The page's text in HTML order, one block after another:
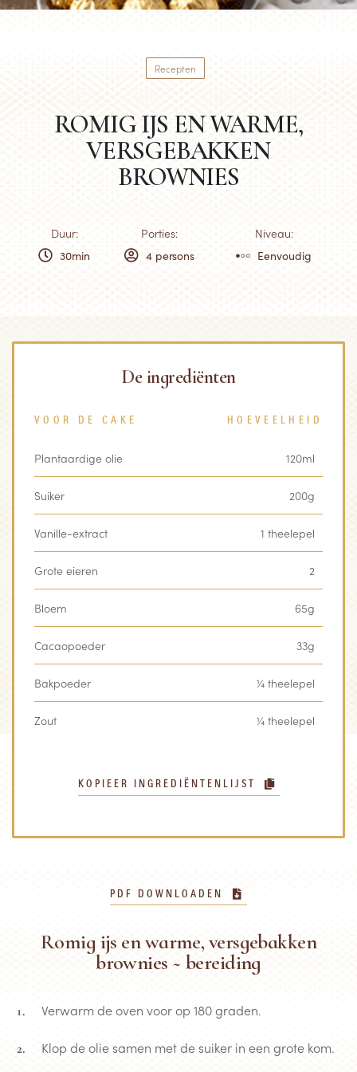
Recepten
ROMIG IJS EN WARME,
VERSGEBAKKEN
BROWNIES
Duur: Porties:
Niveau:
30min
4 persons Eenvoudig
De ingrediënten
VOOR DE CAKE HOEVEELHEID
Plantaardige olie 120ml
Suiker 200g
Vanille-extract 1 theelepel
Grote eieren 2
Bloem 65g
Cacaopoeder 33g
Bakpoeder ¼ theelepel
Zout ¼ theelepel
KOPIEER INGREDIËNTENLIJST
PDF DOWNLOADEN
Romig ijs en warme, versgebakken
brownies ~ bereiding
Verwarm de oven voor op 180 graden.
Klop de olie samen met de suiker in een grote kom.